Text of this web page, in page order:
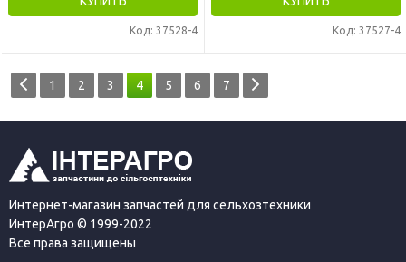
Код: 37528-4 Код: 37527-4
1 2 3 4 5 6 7
Интернет-магазин запчастей для сельхозтехники
ИнтерАгро © 1999-2022
Все права защищены